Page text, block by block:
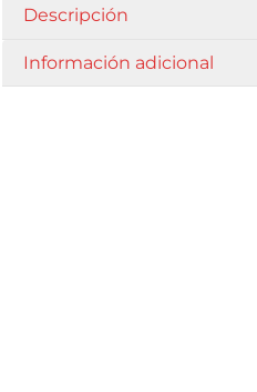
Descripción
Información adicional